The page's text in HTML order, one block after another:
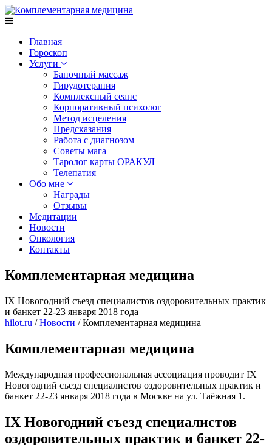
Главная
Гороскоп
Услуги
Баночный массаж
Гирудотерапия
Комплексный сеанс
Корпоративный психолог
Метод исцеления
Предсказания
Работа с диагнозом
Советы мага
Таролог карты ОРАКУЛ
Телепатия
Обо мне
Награды
Отзывы
Медитации
Новости
Онкология
Контакты
Комплементарная медицина
IX Новогодний съезд специалистов оздоровительных практик
и банкет 22-23 января 2018 года
hilot.ru /Новости /Комплементарная медицина
Комплементарная медицина
Международная профессиональная ассоциация проводит IX
Новогодний съезд специалистов оздоровительных практик и
банкет 22-23 января 2018 года в Москве на ул. Таёжная 1.
IX Новогодний съезд специалистов
оздоровительных практик и банкет 22-